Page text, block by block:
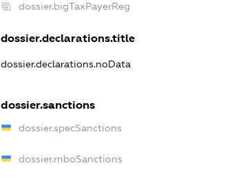
dossier.bigTaxPayerReg
dossier.declarations.title
dossier.declarations.noData
dossier.sanctions
dossier.specSanctions
dossier.rnboSanctions